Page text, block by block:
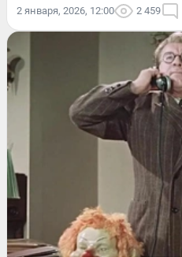
2 января, 2026, 12:00 2 459